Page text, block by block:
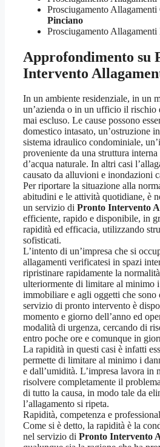
Prosciugamento
Pinciano
Prosciugamento Allagamenti
Approfondimento su
Intervento
In un ambiente residenziale, in un
un’azienda o in un ufficio il rischio
mai escluso. Le cause possono
domestico intasato, un’ostruzione
sistema idraulico condominiale,
proveniente da una struttura
d’acqua naturale. In altri casi
causato da alluvioni e inondazioni
Per riportare la situazione alla
abitudini e le attività quotidiane, è
un servizio di Pronto Intervento
efficiente, rapido e disponibile, in
rapidità ed efficacia, utilizzando
sofisticati.
L’intento di un’impresa che si
allagamenti verificatesi in spazi
ripristinare rapidamente la
ulteriormente di limitare al minimo
immobiliare e agli oggetti che sono
servizio di pronto intervento è
momento e giorno dell’anno ed
modalità di urgenza, cercando di
entro poche ore e comunque in
La rapidità in questi casi è infatti
permette di limitare al minimo i
e dall’umidità. L’impresa lavora in
risolvere completamente il
di tutto la causa, in modo tale da
l’allagamento si ripeta.
Rapidità, competenza e
Come si è detto, la rapidità è la
nel servizio di Pronto Intervento